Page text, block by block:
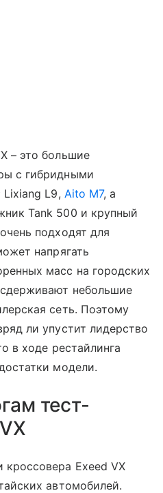
– это большие
с гибридными
L9, Aito M7, а
Tank 500 и крупный
подходят для
напрягать
масс на городских
небольшие
сеть. Поэтому
ли упустит лидерство
в ходе рестайлинга
модели.
тест-
Exeed VX
автомобилей.